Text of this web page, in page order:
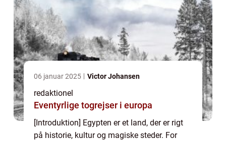
06 januar 2025 Victor Johansen
redaktionel
Eventyrlige togrejser i europa
[Introduktion] Egypten er et land, der er rigt
på historie, kultur og magiske steder. For